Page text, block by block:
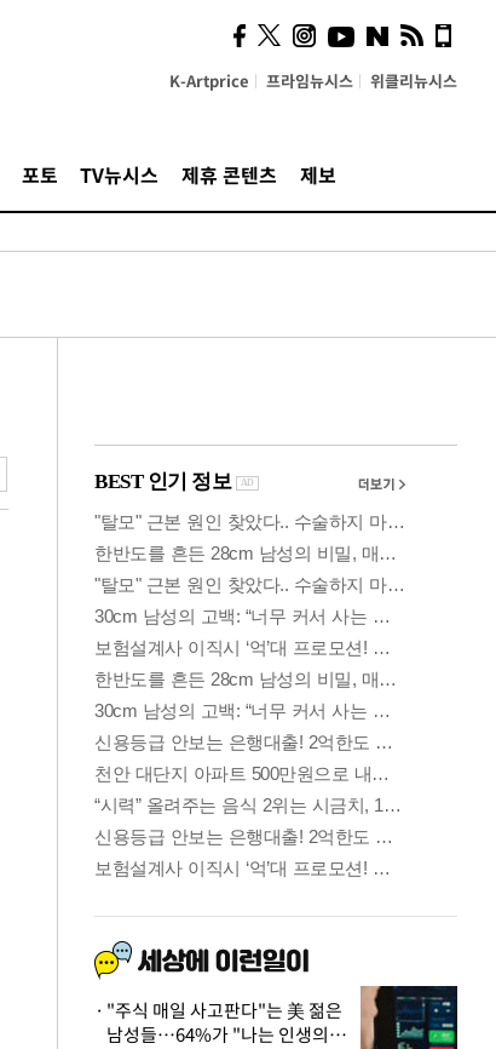
K-Artprice 프라임뉴시스 위클리뉴시스
포토 TV뉴시스 제휴 콘텐츠 제보
사이 해답 찾았죠"…알을
깨고 나온 '초자아'
"주식 매일 사고판다"는 美 젊은
남성들…64%가 "나는 인생의